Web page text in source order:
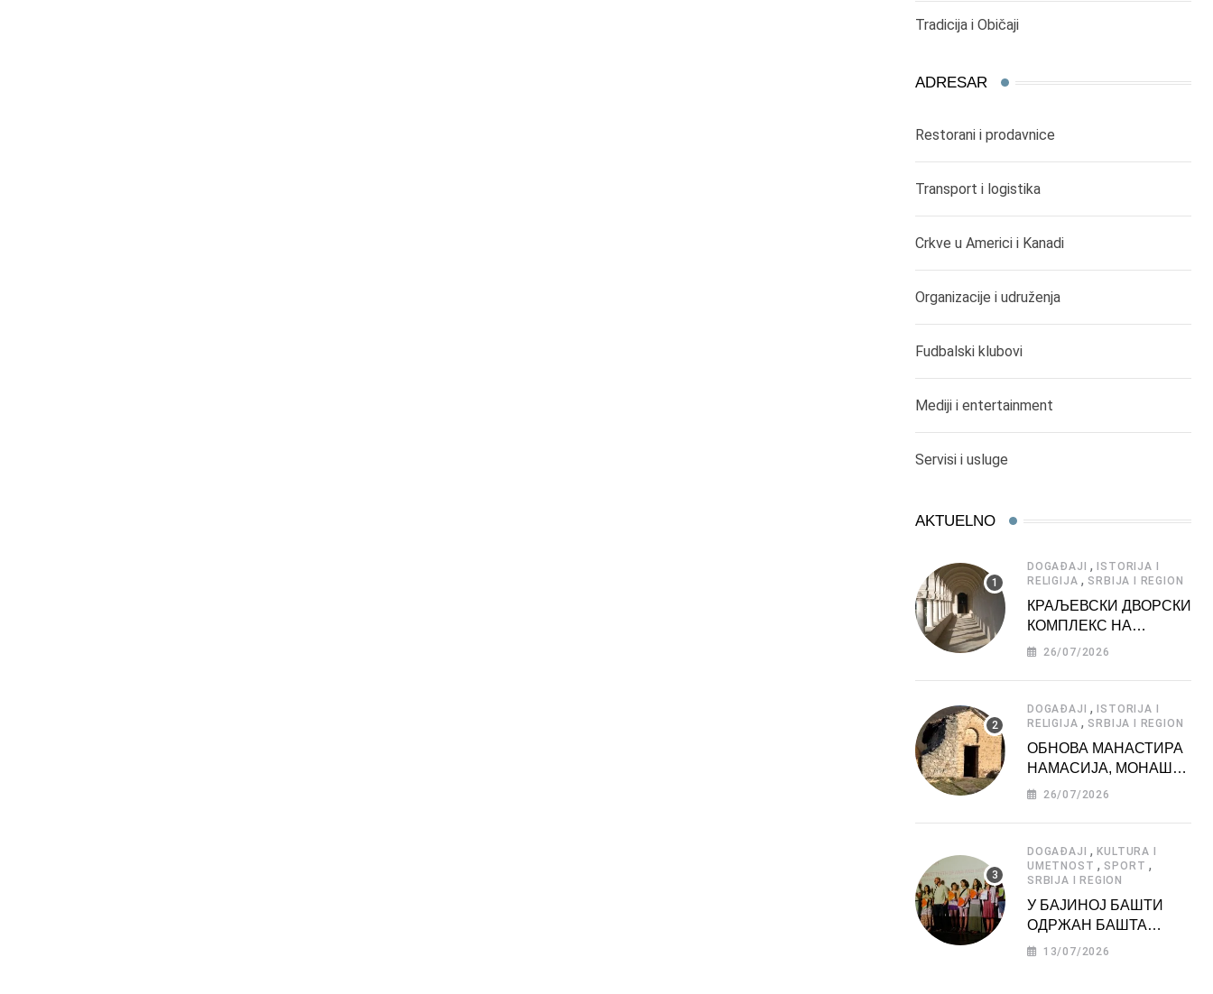
Tradicija i Običaji
ADRESAR
Restorani i prodavnice
Transport i logistika
Crkve u Americi i Kanadi
Organizacije i udruženja
Fudbalski klubovi
Mediji i entertainment
Servisi i usluge
AKTUELNO
DOGAĐAJI , ISTORIJA I
RELIGIJA , SRBIJA I REGION
КРАЉЕВСКИ ДВОРСКИ
КОМПЛЕКС НА
ДЕДИЊУ –
АТРАКЦИЈА
26/07/2026
DOGAĐAJI , ISTORIJA I
RELIGIJA , SRBIJA I REGION
ОБНОВА МАНАСТИРА
НАМАСИЈА, МОНАШКЕ
ЗАДУЖБИНЕ
26/07/2026
DOGAĐAJI ,KULTURA I
UMETNOST , SPORT ,
SRBIJA I REGION
У БАЈИНОЈ БАШТИ
ОДРЖАН БАШТА
ФЕСТ 2026
13/07/2026